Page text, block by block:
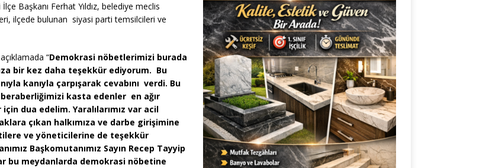
Başkanı Ferhat Yıldız, belediye meclis
ilçede bulunan siyasi parti temsilcileri ve
“Demokrasi nöbetlerimizi burada
bir kez daha teşekkür ediyorum. Bu
kanıyla çarpışarak cevabını verdi. Bu
kasta edenler en ağır
dua edelim. Yaralılarımız var acil
çıkan halkımıza ve darbe girişimine
ve yöneticilerine de teşekkür
Başkomutanımız Sayın Recep Tayyip
bu meydanlarda demokrasi nöbetine